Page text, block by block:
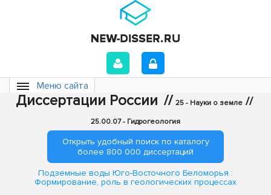
Меню сайта
Диссертации России // 25 - Науки о земле //
25.00.07 - Гидрогеология
Открыть удобный поиск по каталогу
более 800 000 диссертаций
Подземные воды Юго-Восточного Беломорья :
Формирование, роль в геологических процессах